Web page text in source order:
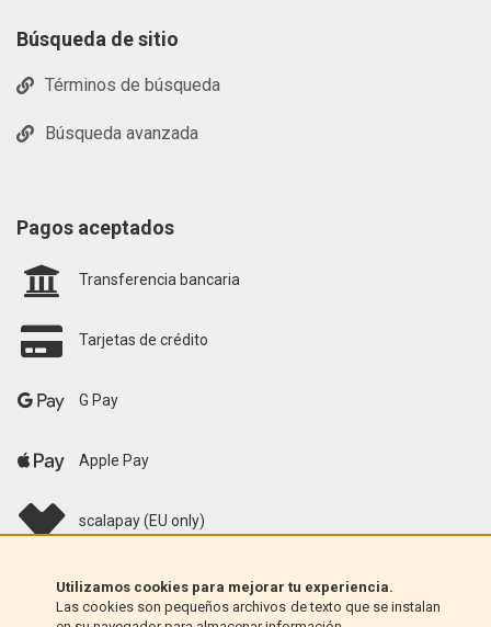
Utilizamos cookies para mejorar tu experiencia.
Las cookies son pequeños archivos de texto que se instalan
Búsqueda de sitio
Términos de búsqueda
Búsqueda avanzada
Pagos aceptados
Transferencia bancaria
Tarjetas de crédito
G Pay
Apple Pay
scalapay (EU only)
Klarna (solo UE)